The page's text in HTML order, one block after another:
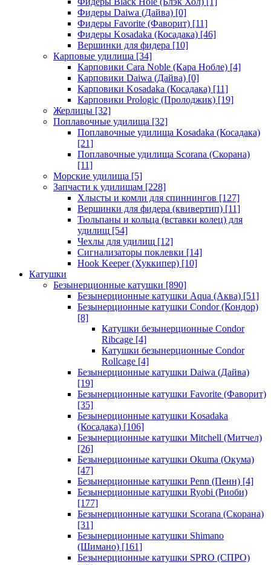
Фидеры Daiwa (Дайва) [0]
Фидеры Favorite (Фаворит) [11]
Фидеры Kosadaka (Косадака) [46]
Вершинки для фидера [10]
Карповые удилища [34]
Карповики Cara Noble (Кара Нобле) [4]
Карповики Daiwa (Дайва) [0]
Карповики Kosadaka (Косадака) [11]
Карповики Prologic (Пролоджик) [19]
Жерлицы [32]
Поплавочные удилища [32]
Поплавочные удилища Kosadaka (Косадака)
[21]
Поплавочные удилища Scorana (Скорана)
[11]
Морские удилища [5]
Запчасти к удилищам [228]
Хлысты и комли для спиннингов [127]
Вершинки для фидера (квивертип) [11]
Тюльпаны и кольца (вставки колец) для
удилищ [54]
Чехлы для удилищ [12]
Сигнализаторы поклевки [14]
Hook Keeper (Хуккипер) [10]
Катушки
Безынерционные катушки [890]
Безынерционные катушки Aqua (Аква) [51]
Безынерционные катушки Condor (Кондор)
[8]
Катушки безынерционные Condor
Ribcage [4]
Катушки безынерционные Condor
Rollcage [4]
Безынерционные катушки Daiwa (Дайва)
[19]
Безынерционные катушки Favorite (Фаворит)
[35]
Безынерционные катушки Kosadaka
(Косадака) [106]
Безынерционные катушки Mitchell (Митчел)
[26]
Безынерционные катушки Okuma (Окума)
[47]
Безынерционные катушки Penn (Пенн) [4]
Безынерционные катушки Ryobi (Риоби)
[177]
Безынерционные катушки Scorana (Скорана)
[31]
Безынерционные катушки Shimano
(Шимано) [161]
Безынерционные катушки SPRO (СПРО)